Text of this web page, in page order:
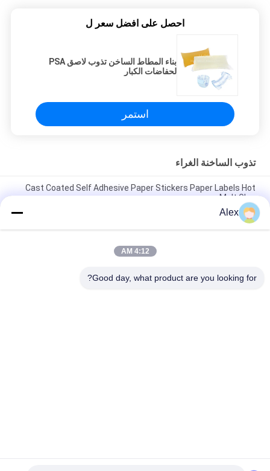
احصل على افضل سعر ل
بناء المطاط الساخن تذوب لاصق PSA
لحفاضات الكبار
استمر
تذوب الساخنة الغراء
Cast Coated Self Adhesive Paper Stickers Paper Labels Hot
Melt Glue
Skin care safe Raw Materials For Baby Diapers Use Elastic Hot
Melt Glue
حفاضات الأطفال عالية الترابط الغراء المياه اللون الأبيض قسط درجة
Alex
4:12 AM
Good day, what product are you looking for?